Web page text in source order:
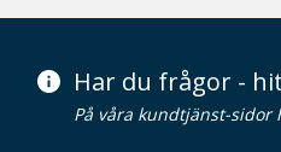
Har du frågor -
På våra kundtjänst-sidor